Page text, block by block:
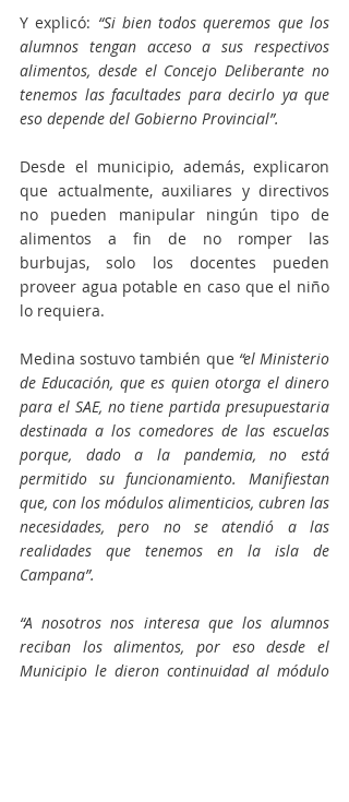
Y explicó: “Si bien todos queremos que los
alumnos tengan acceso a sus respectivos
alimentos, desde el Concejo Deliberante no
tenemos las facultades para decirlo ya que
eso depende del Gobierno Provincial”.
Desde el municipio, además, explicaron
que actualmente, auxiliares y directivos
no pueden manipular ningún tipo de
alimentos a fin de no romper las
burbujas, solo los docentes pueden
proveer agua potable en caso que el niño
lo requiera.
Medina sostuvo también que “el Ministerio
de Educación, que es quien otorga el dinero
para el SAE, no tiene partida presupuestaria
destinada a los comedores de las escuelas
porque, dado a la pandemia, no está
permitido su funcionamiento. Manifiestan
que, con los módulos alimenticios, cubren las
necesidades, pero no se atendió a las
realidades que tenemos en la isla de
Campana”.
“A nosotros nos interesa que los alumnos
reciban los alimentos, por eso desde el
Municipio le dieron continuidad al módulo